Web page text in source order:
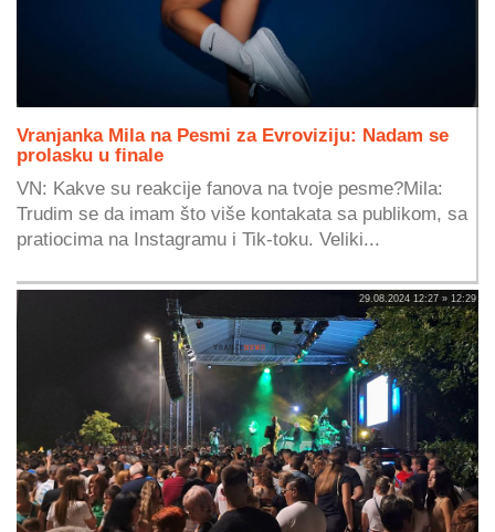
Vranjanka Mila na Pesmi za Evroviziju: Nadam se
prolasku u finale
VN: Kakve su reakcije fanova na tvoje pesme?Mila:
Trudim se da imam što više kontakata sa publikom, sa
pratiocima na Instagramu i Tik-toku. Veliki...
29.08.2024 12:27 » 12:29